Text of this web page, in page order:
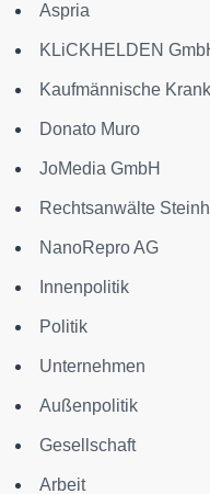
Aspria
KLiCKHELDEN
Kaufmännische
Donato Muro
JoMedia GmbH
Rechtsanwälte
NanoRepro AG
Innenpolitik
Politik
Unternehmen
Außenpolitik
Gesellschaft
Arbeit